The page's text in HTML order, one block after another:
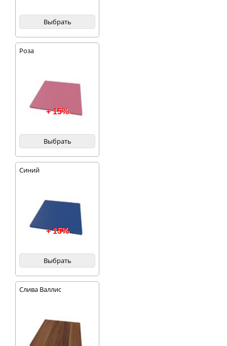
Выбрать
Роза
+ 15%
Выбрать
Синий
+ 15%
Выбрать
Слива Валлис